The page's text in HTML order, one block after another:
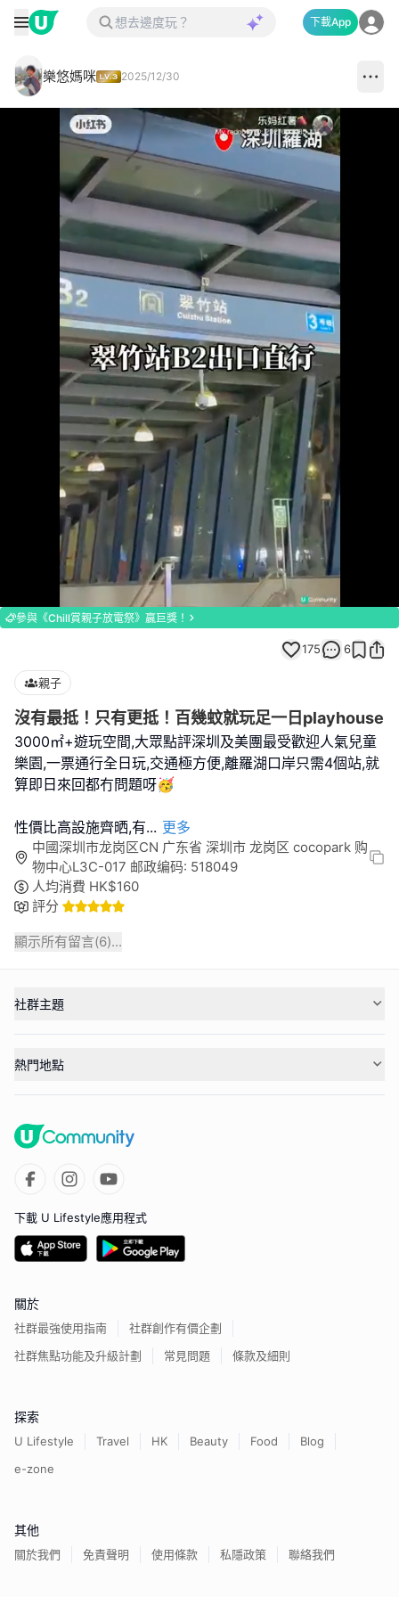
下載App
樂悠媽咪 2025/12/30
100.00%
參與《Chill賞親子放電祭》贏巨獎！
175 6
親子
沒有最抵！只有更抵！百幾蚊就玩足一日playhouse
3000㎡+遊玩空間,大眾點評深圳及美團最受歡迎人氣兒童
樂園,一票通行全日玩,交通極方便,離羅湖口岸只需4個站,就
算即日來回都冇問題呀🥳
性價比高設施齊晒,有... 更多
中國深圳市龙岗区CN 广东省 深圳市 龙岗区 cocopark 购
物中心L3C-017 邮政编码: 518049
人均消費 HK$160
評分
顯示所有留言(6)...
社群主題
熱門地點
下載 U Lifestyle應用程式
關於
社群最強使用指南
社群創作有價企劃
社群焦點功能及升級計劃
常見問題 條款及細則
探索
U Lifestyle Travel HK Beauty Food
Blog
e-zone
其他
關於我們 免責聲明 使用條款 私隱政策 聯絡我們